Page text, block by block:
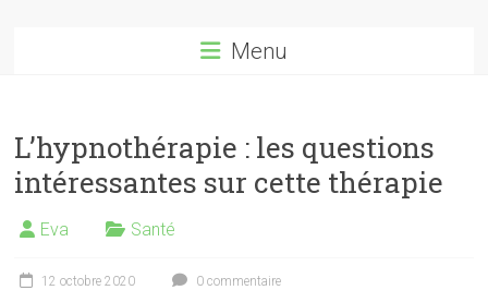
Menu
L’hypnothérapie : les questions
intéressantes sur cette thérapie
Eva Santé
12 octobre 2020 0 commentaire